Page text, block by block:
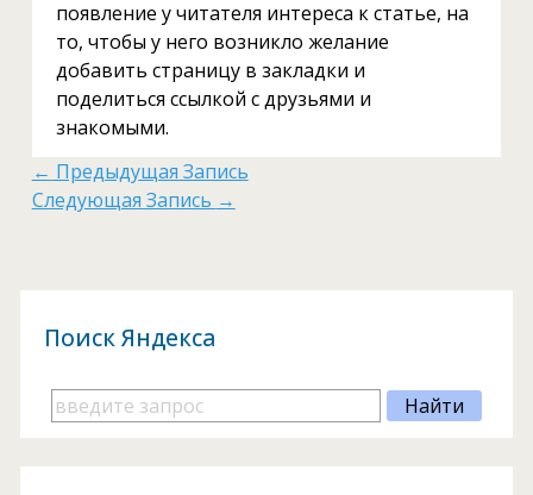
появление у читателя интереса к статье, на
то, чтобы у него возникло желание
добавить страницу в закладки и
поделиться ссылкой с друзьями и
знакомыми.
← Предыдущая Запись
Следующая Запись →
Поиск Яндекса